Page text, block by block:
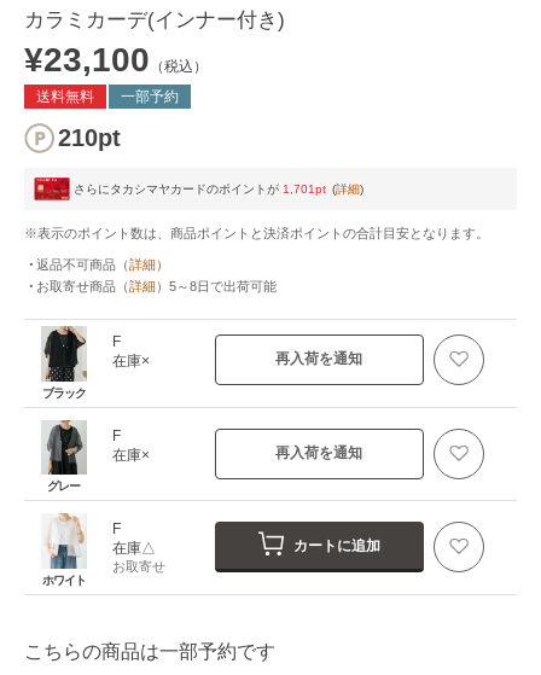
カラミカーデ(インナー付き)
¥23,100 （税込）
送料無料
一部予約
210pt
さらにタカシマヤカードのポイントが 1,701pt (詳細)
※表示のポイント数は、商品ポイントと決済ポイントの合計目安となります。
返品不可商品 （詳細）
お取寄せ商品 （詳細） 5～8日で出荷可能
ブラック
F
在庫×
再入荷を通知
グレー
F
在庫×
再入荷を通知
ホワイト
F
在庫△
お取寄せ
カートに追加
こちらの商品は一部予約です